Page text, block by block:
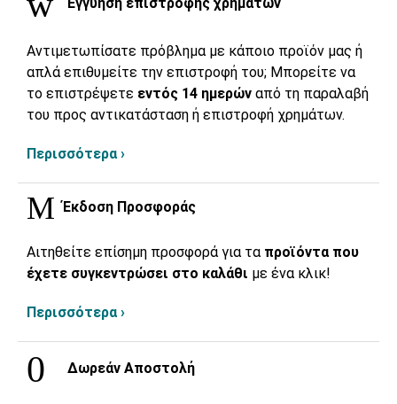
Αντιμετωπίσατε πρόβλημα με κάποιο προϊόν μας ή
απλά επιθυμείτε την επιστροφή του; Μπορείτε να
το επιστρέψετε εντός 14 ημερών από τη παραλαβή
του προς αντικατάσταση ή επιστροφή χρημάτων.
Περισσότερα ›
Έκδοση Προσφοράς
Αιτηθείτε επίσημη προσφορά για τα προϊόντα που
έχετε συγκεντρώσει στο καλάθι με ένα κλικ!
Περισσότερα ›
Δωρεάν Αποστολή